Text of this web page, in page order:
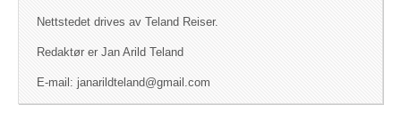
Nettstedet drives av Teland Reiser.
Redaktør er Jan Arild Teland
E-mail: janarildteland@gmail.com